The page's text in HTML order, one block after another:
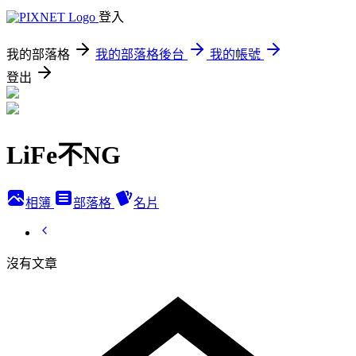
登入
我的部落格 我的部落格後台
我的帳號
登出
LiFe不NG
相簿 部落格 名片
沒有文章